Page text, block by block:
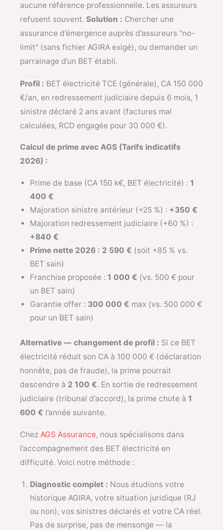
aucune référence professionnelle. Les assureurs
refusent souvent. Solution : Chercher une
assurance d’émergence auprès d’assureurs "no-
limit" (sans fichier AGIRA exigé), ou demander un
parrainage d’un BET établi.
Profil : BET électricité TCE (générale), CA 150 000
€/an, en redressement judiciaire depuis 6 mois, 1
sinistre déclaré 2 ans avant (factures mal
calculées, RCD engagée pour 30 000 €).
Calcul de prime avec AGS (Tarifs indicatifs
2026) :
Prime de base (CA 150 k€, BET électricité) : 1
400 €
Majoration sinistre antérieur (+25 %) : +350 €
Majoration redressement judiciaire (+60 %) :
+840 €
Prime nette 2026 : 2 590 € (soit +85 % vs.
BET sain)
Franchise proposée : 1 000 € (vs. 500 € pour
un BET sain)
Garantie offer : 300 000 € max (vs. 500 000 €
pour un BET sain)
Alternative — changement de profil : Si ce BET
électricité réduit son CA à 100 000 € (déclaration
honnête, pas de fraude), la prime pourrait
descendre à 2 100 €. En sortie de redressement
judiciaire (tribunal d’accord), la prime chute à 1
600 € l’année suivante.
Chez AGS Assurance, nous spécialisons dans
l’accompagnement des BET électricité en
difficulté. Voici notre méthode :
Diagnostic complet : Nous étudions votre
historique AGIRA, votre situation juridique (RJ
ou non), vos sinistres déclarés et votre CA réel.
Pas de surprise, pas de mensonge — la